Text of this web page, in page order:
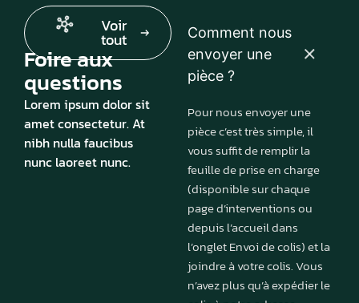
Voir
tout
Foire aux
questions
Lorem ipsum dolor sit
amet consectetur. At
nibh nulla faucibus
nunc laoreet nunc.
Comment nous
envoyer une
pièce ?
Pour nous envoyer une
pièce c’est très simple, il
vous suffit de remplir la
feuille de prise en charge
(disponible sur chaque
page d’interventions ou
depuis l’accueil dans
l’onglet Envoi de colis) et la
joindre à votre colis. Vous
n’avez plus qu’à expédier le